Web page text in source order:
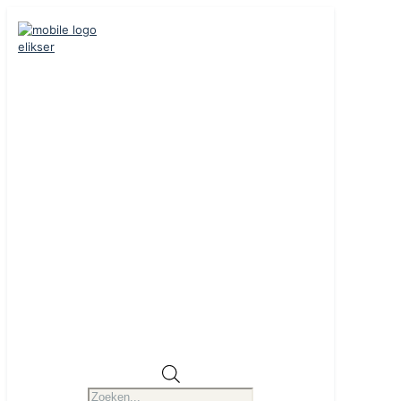
Producten